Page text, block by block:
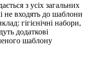
з усіх загальних
не входять до шаблони
гігієнічні набори,
додаткові
шаблону